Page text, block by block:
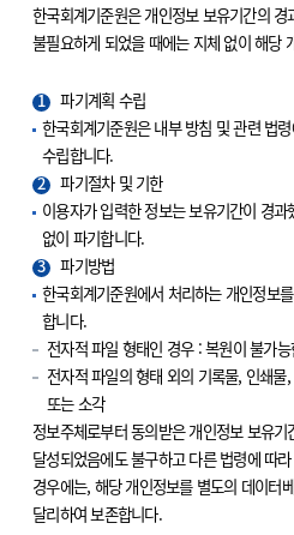
한국회계기준원은 개인정보 보유기간의
불필요하게 되었을 때에는 지체 없이 해당
1
파기계획 수립
한국회계기준원은 내부 방침 및 관련 법
수립합니다.
2
파기절차 및 기한
이용자가 입력한 정보는 보유기간이 경과
없이 파기합니다.
3
파기방법
한국회계기준원에서 처리하는 개인정보
합니다.
전자적 파일 형태인 경우 : 복원이 불가능
전자적 파일의 형태 외의 기록물, 인쇄
또는 소각
정보주체로부터 동의받은 개인정보 보유기
달성되었음에도 불구하고 다른 법령에 따
경우에는, 해당 개인정보를 별도의 데이터
달리하여 보존합니다.